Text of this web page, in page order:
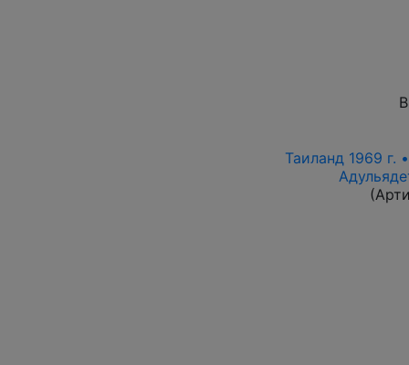
Таиланд 1969 г.